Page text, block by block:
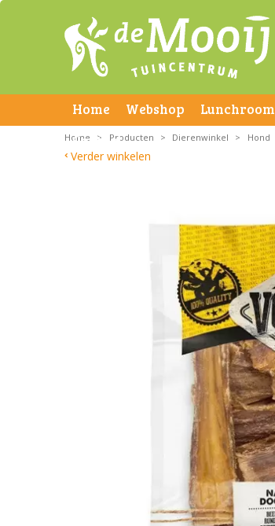
Home Webshop Lunchroom
Contact
Home > Producten > Dierenwinkel > Hond
Verder winkelen